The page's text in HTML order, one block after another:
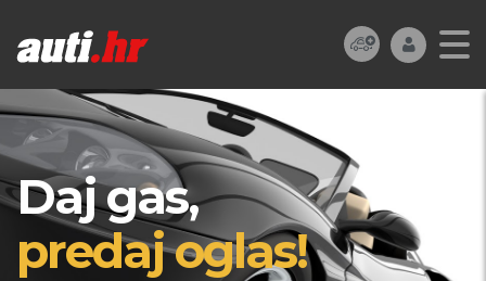
Daj gas,
predaj oglas!